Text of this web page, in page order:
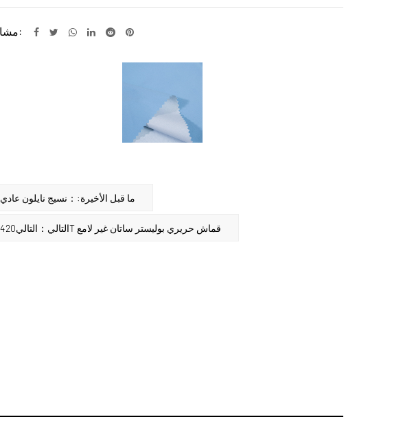
مشاركة:
ما قبل الأخيرة:：نسيج نايلون عادي
التالي：التالي420T قماش حريري بوليستر ساتان غير لامع